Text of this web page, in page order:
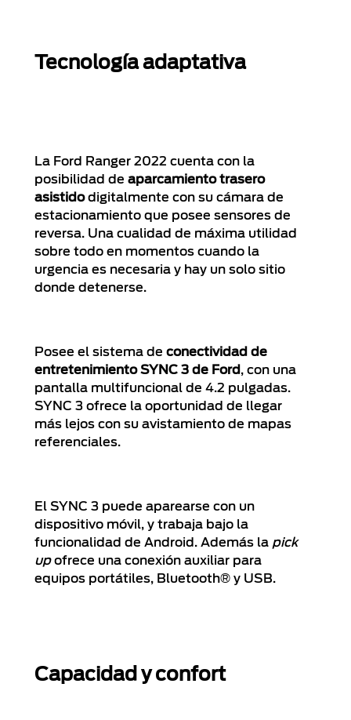
Tecnología adaptativa
La Ford Ranger 2022 cuenta con la
posibilidad de aparcamiento trasero
asistidodigitalmente con su cámara de
estacionamiento que posee sensores de
reversa. Una cualidad de máxima utilidad
sobre todo en momentos cuando la
urgencia es necesaria y hay un solo sitio
donde detenerse.
Posee el sistema de conectividad de
entretenimiento SYNC 3 de Ford, con una
pantalla multifuncional de 4.2 pulgadas.
SYNC 3 ofrece la oportunidad de llegar
más lejos con su avistamiento de mapas
referenciales.
El SYNC 3 puede aparearse con un
dispositivo móvil, y trabaja bajo la
funcionalidad de Android. Además la pick
upofrece una conexión auxiliar para
equipos portátiles, Bluetooth® y USB.
Capacidad y confort